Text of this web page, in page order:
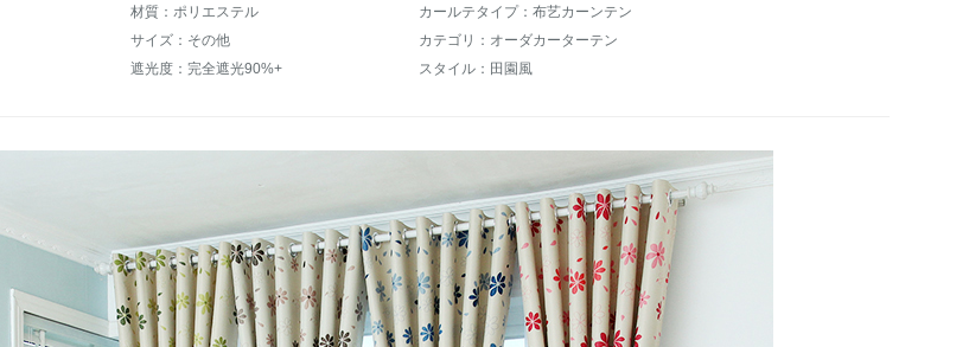
材質：ポリエステル
カールテタイプ：布艺カーンテン
サイズ：その他
カテゴリ：オーダカーターテン
遮光度：完全遮光90%+ スタイル：田園風